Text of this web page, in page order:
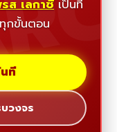
ส เลกาซี่ เป็นที่
กขั้นตอน
ที
วงจร